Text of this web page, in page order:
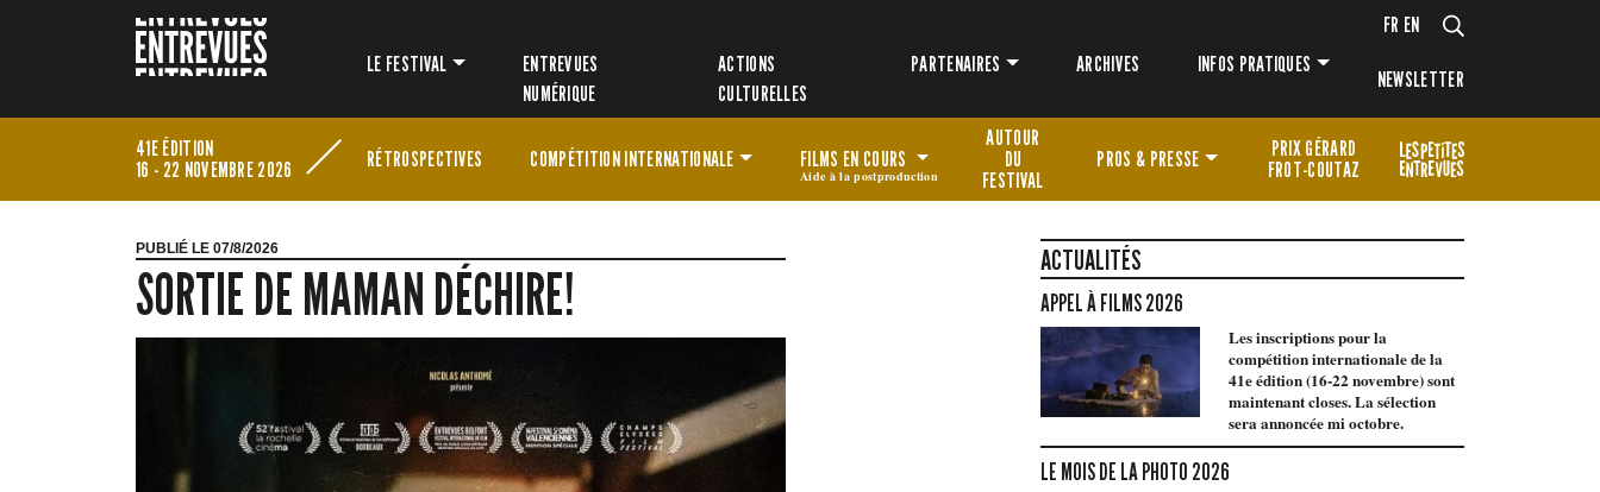
FR EN
LE FESTIVAL
ENTREVUES
NUMÉRIQUE
ACTIONS
CULTURELLES
PARTENAIRES ARCHIVES INFOS PRATIQUES
NEWSLETTER
41E ÉDITION
16 - 22 NOVEMBRE 2026
RÉTROSPECTIVES COMPÉTITIONINTERNATIONALE FILMS EN COURS
Aide à la postproduction
AUTOUR
DU
FESTIVAL
PROS & PRESSE
PRIX GÉRARD
FROT-COUTAZ
PUBLIÉ LE 07/8/2026
SORTIE DE MAMAN DÉCHIRE!
ACTUALITÉS
APPEL À FILMS 2026
Les inscriptions pour la
compétition internationale de la
41e édition (16-22 novembre) sont
maintenant closes. La sélection
sera annoncée mi octobre.
LE MOIS DE LA PHOTO 2026